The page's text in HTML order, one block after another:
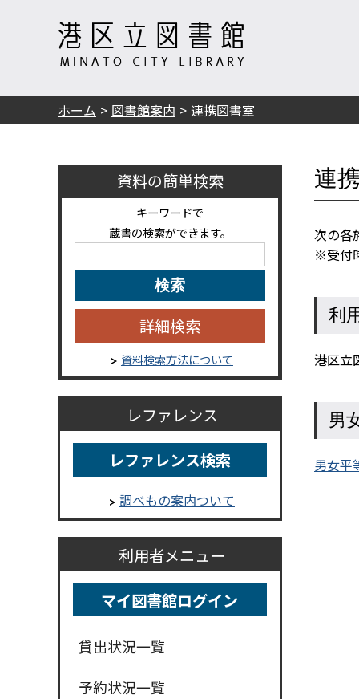
ホーム 図書館案内 連携図書室
資料の簡単検索
キーワードで
蔵書の検索ができます。
詳細検索
資料検索方法について
レファレンス
レファレンス検索
調べもの案内ついて
利用者メニュー
マイ図書館ログイン
貸出状況一覧
予約状況一覧
連
次の各
※受付
利
港区立
男
男女平